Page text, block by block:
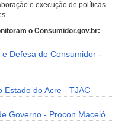
e execução de políticas
o Consumidor.gov.br:
Defesa do Consumidor -
Estado do Acre - TJAC
Governo - Procon Maceió